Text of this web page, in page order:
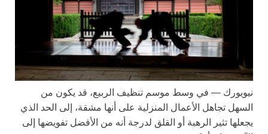
نيويورك — في وسط موسم تنظيف الربيع، قد يكون من
السهل تجاهل الأعمال المنزلية على أنها مشقة، إلى الحد الذي
يجعلها تثير الرهبة أو القلق لدرجة أنه من الأفضل تفويضها إلى